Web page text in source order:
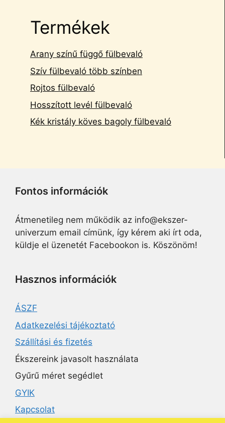
Termékek
Arany színű függő fülbevaló
Szív fülbevaló több színben
Rojtos fülbevaló
Hosszított levél fülbevaló
Kék kristály köves bagoly fülbevaló
Fontos információk
Átmenetileg nem működik az info@ekszer-
univerzum email címünk, így kérem aki írt oda,
küldje el üzenetét Facebookon is. Köszönöm!
Hasznos információk
ÁSZF
Adatkezelési tájékoztató
Szállítási és fizetés
Ékszereink javasolt használata
Gyűrű méret segédlet
GYIK
Kapcsolat